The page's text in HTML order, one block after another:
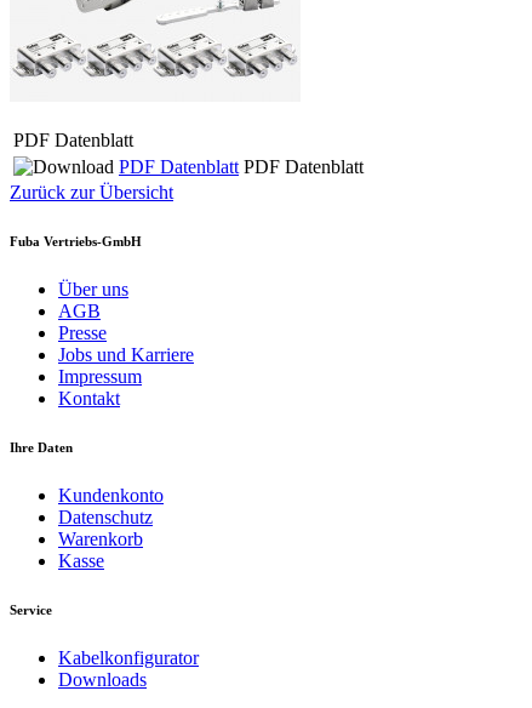
PDF Datenblatt
PDF Datenblatt PDF Datenblatt
Zurück zur Übersicht
Fuba Vertriebs-GmbH
Über uns
AGB
Presse
Jobs und Karriere
Impressum
Kontakt
Ihre Daten
Kundenkonto
Datenschutz
Warenkorb
Kasse
Service
Kabelkonfigurator
Downloads